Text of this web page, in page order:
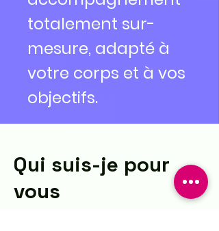
totalement sur-
mesure, adapté à
votre corps et à vos
objectifs.
Qui suis-je pour
vous